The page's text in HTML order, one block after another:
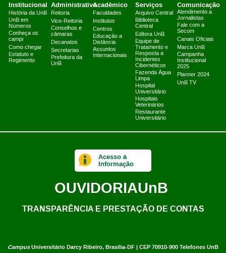
Institucional
História da UnB
UnB em
Números
Conheça os
campi
Como chegar
Estatuto e
Regimento
Administrativo
Reitoria
Vice-Reitoria
Conselhos e
câmaras
Decanatos
Secretarias
Prefeitura da
UnB
Acadêmico
Faculdades
Institutos
Centros
Educação a
Distância
Assuntos
Internacionais
Serviços
Arquivo Central
Biblioteca
Central
Editora UnB
Equipe de
Tratamento e
Resposta a
Incidentes
Cibernéticos
Fazenda Água
Limpa
Hospital
Universitário
Hospitais
Veterinários
Restaurante
Universitário
Comunicação
Atendimento a
Jornalistas
Fale com a
Secom
Canais Oficiais
Marca UnB
Campanha
Institucional
2025
Planner 2024
UnB TV
CampusUniversitário Darcy Ribeiro, Brasília-DF | CEP 70910-900 Telefones UnB
Acesso à
Informação
OUVIDORIAUnB
TRANSPARÊNCIA E PRESTAÇÃO DE CONTAS